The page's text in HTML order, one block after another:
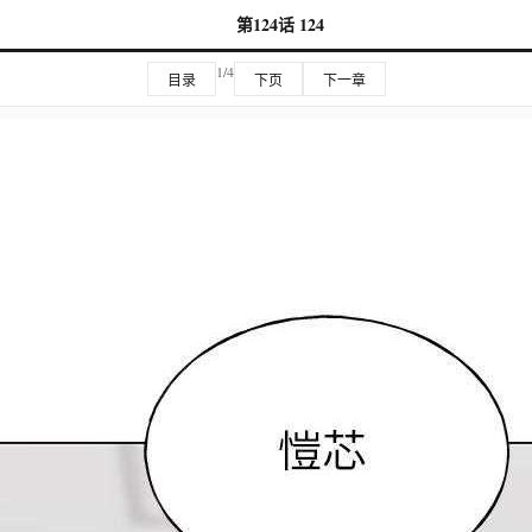
第124话 124
目录 1/4 下页 下一章